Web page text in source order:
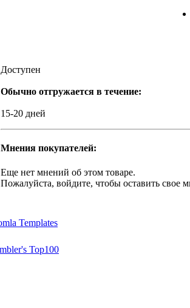
Доступен
Обычно отгружается в течение:
15-20 дней
Мнения покупателей:
Еще нет мнений об этом товаре.
Пожалуйста, войдите, чтобы оставить свое